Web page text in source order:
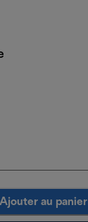
Ajouter au panier